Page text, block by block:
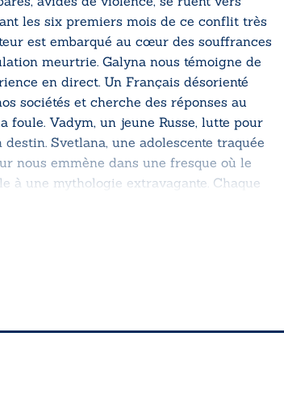
les six premiers mois de ce conflit très
est embarqué au cœur des souffrances
meurtrie. Galyna nous témoigne de
en direct. Un Français désorienté
sociétés et cherche des réponses au
foule. Vadym, un jeune Russe, lutte pour
Svetlana, une adolescente traquée
nous emmène dans une fresque où le
à une mythologie extravagante. Chaque
ce récit de leur courage et de leur